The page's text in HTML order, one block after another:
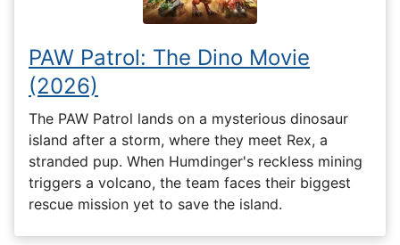
PAW Patrol: The Dino Movie
(2026)
The PAW Patrol lands on a mysterious dinosaur
island after a storm, where they meet Rex, a
stranded pup. When Humdinger's reckless mining
triggers a volcano, the team faces their biggest
rescue mission yet to save the island.